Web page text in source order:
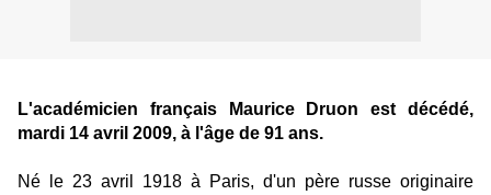
L'académicien français Maurice Druon est décédé,
mardi 14 avril 2009, à l'âge de 91 ans.
Né le 23 avril 1918 à Paris, d'un père russe originaire